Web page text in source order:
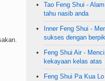
Tao Feng Shui -
tahu nasib anda
Inner Feng Shui -
sukses dengan
Feng Shui Air -
kekayaan kelas atas
Feng Shui Pa Kua